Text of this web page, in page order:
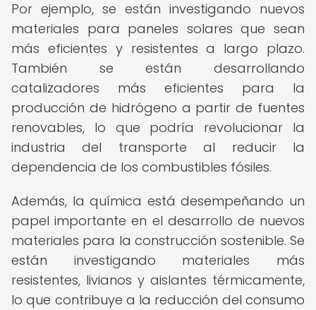
Por ejemplo, se están investigando nuevos
materiales para paneles solares que sean
más eficientes y resistentes a largo plazo.
También se están desarrollando
catalizadores más eficientes para la
producción de hidrógeno a partir de fuentes
renovables, lo que podría revolucionar la
industria del transporte al reducir la
dependencia de los combustibles fósiles.
Además, la química está desempeñando un
papel importante en el desarrollo de nuevos
materiales para la construcción sostenible. Se
están investigando materiales más
resistentes, livianos y aislantes térmicamente,
lo que contribuye a la reducción del consumo